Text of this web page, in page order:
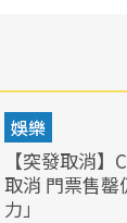
娛樂
【突發取消
取消 門票售罄
力」